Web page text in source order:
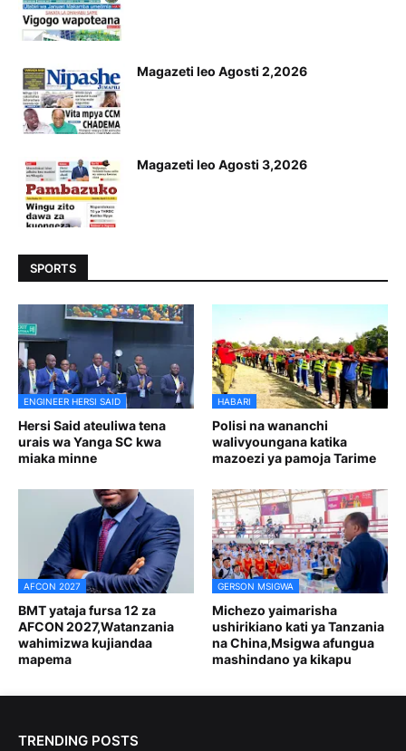
Magazeti leo Agosti 2,2026
Magazeti leo Agosti 3,2026
SPORTS
ENGINEER HERSI SAID
Hersi Said ateuliwa tena
urais wa Yanga SC kwa
miaka minne
HABARI
Polisi na wananchi
walivyoungana katika
mazoezi ya pamoja Tarime
AFCON 2027
BMT yataja fursa 12 za
AFCON 2027,Watanzania
wahimizwa kujiandaa
mapema
GERSON MSIGWA
Michezo yaimarisha
ushirikiano kati ya Tanzania
na China,Msigwa afungua
mashindano ya kikapu
TRENDING POSTS